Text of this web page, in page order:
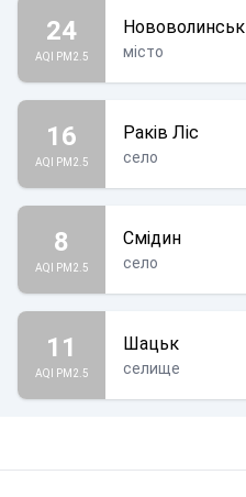
24
AQI PM2.5
Нововолинськ
місто
16
AQI PM2.5
Раків Ліс
село
8
AQI PM2.5
Смідин
село
11
AQI PM2.5
Шацьк
селище